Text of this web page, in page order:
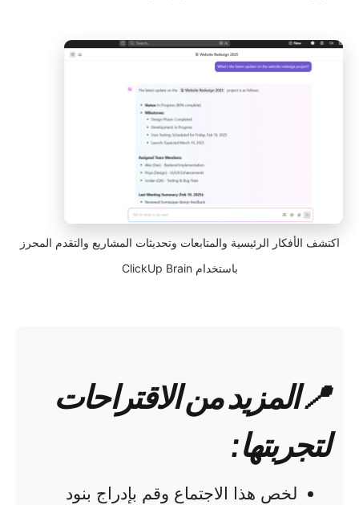
اكتشف الأفكار الرئيسية والمتابعات وتحديثات المشاريع والتقدم المحرز
باستخدام ClickUp Brain
📍المزيد من الاقتراحات
لتجربتها:
لخص هذا الاجتماع وقم بإدراج بنود